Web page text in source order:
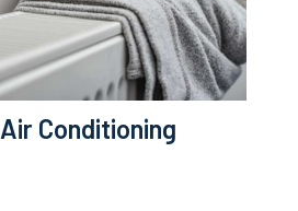
Air Conditioning